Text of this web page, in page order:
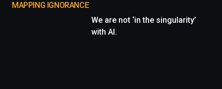
MAPPING IGNORANCE
We are not ‘in the singularity’
with AI.